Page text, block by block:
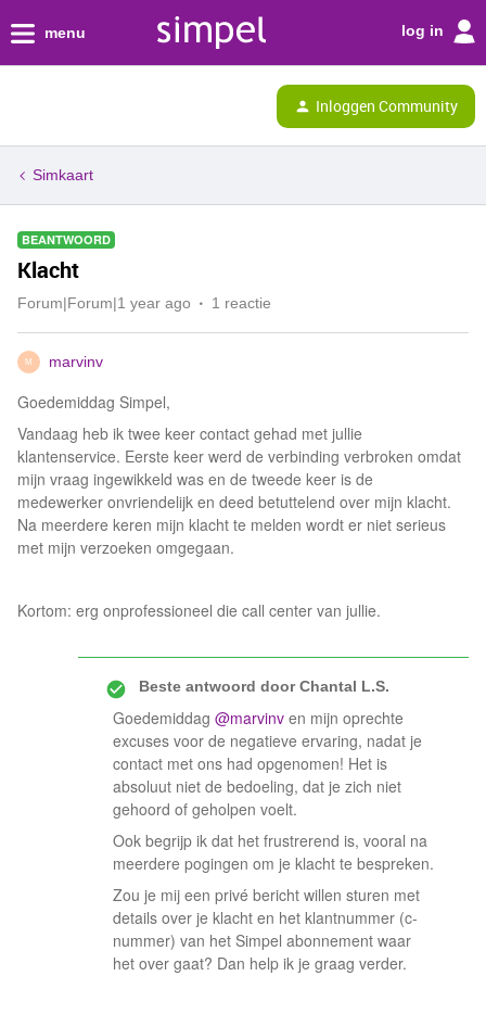
menu log in
Inloggen Community
Simkaart
BEANTWOORD
Klacht
Forum|Forum|1 year ago 1 reactie
M marvinv
Goedemiddag Simpel,
Vandaag heb ik twee keer contact gehad met jullie
klantenservice. Eerste keer werd de verbinding verbroken omdat
mijn vraag ingewikkeld was en de tweede keer is de
medewerker onvriendelijk en deed betuttelend over mijn klacht.
Na meerdere keren mijn klacht te melden wordt er niet serieus
met mijn verzoeken omgegaan.
Kortom: erg onprofessioneel die call center van jullie.
Beste antwoord doorChantal L.S.
Goedemiddag @marvinv en mijn oprechte
excuses voor de negatieve ervaring, nadat je
contact met ons had opgenomen! Het is
absoluut niet de bedoeling, dat je zich niet
gehoord of geholpen voelt.
Ook begrijp ik dat het frustrerend is, vooral na
meerdere pogingen om je klacht te bespreken.
Zou je mij een privé bericht willen sturen met
details over je klacht en het klantnummer (c-
nummer) van het Simpel abonnement waar
het over gaat? Dan help ik je graag verder.